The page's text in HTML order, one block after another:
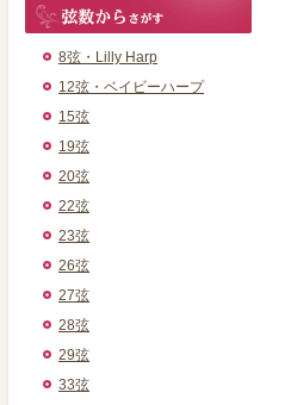
8弦・Lilly Harp
12弦・ベイビーハープ
15弦
19弦
20弦
22弦
23弦
26弦
27弦
28弦
29弦
33弦